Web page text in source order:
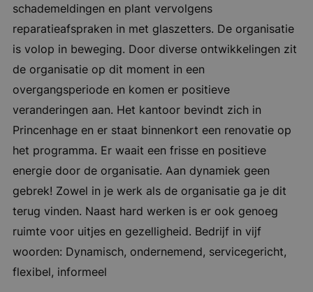
schademeldingen en plant vervolgens
reparatieafspraken in met glaszetters. De organisatie
is volop in beweging. Door diverse ontwikkelingen zit
de organisatie op dit moment in een
overgangsperiode en komen er positieve
veranderingen aan. Het kantoor bevindt zich in
Princenhage en er staat binnenkort een renovatie op
het programma. Er waait een frisse en positieve
energie door de organisatie. Aan dynamiek geen
gebrek! Zowel in je werk als de organisatie ga je dit
terug vinden. Naast hard werken is er ook genoeg
ruimte voor uitjes en gezelligheid. Bedrijf in vijf
woorden: Dynamisch, ondernemend, servicegericht,
flexibel, informeel